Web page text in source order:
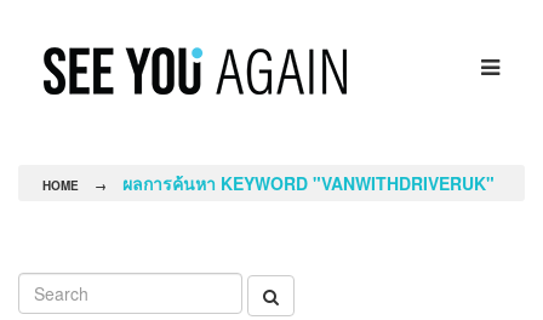
HOME → ผลการค้นหา KEYWORD "VANWITHDRIVERUK"